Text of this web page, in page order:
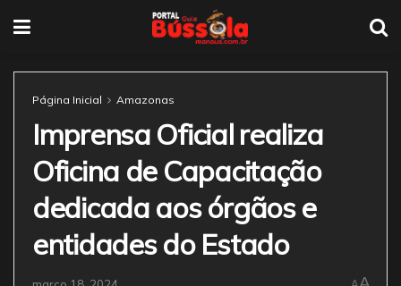
Página Inicial Amazonas
Imprensa Oficial realiza
Oficina de Capacitação
dedicada aos órgãos e
entidades do Estado